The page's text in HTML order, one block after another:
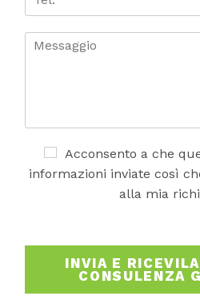
.C
o
m
a
i
c
c
a
o
Acconsento a che
informazioni inviate così
alla mia
INVIA E
CONSULENZA